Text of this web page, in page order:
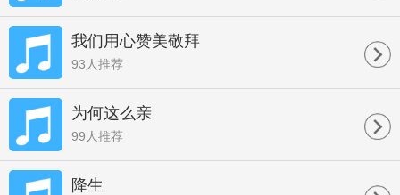
我们用心赞美敬拜
93人推荐
为何这么亲
99人推荐
降生